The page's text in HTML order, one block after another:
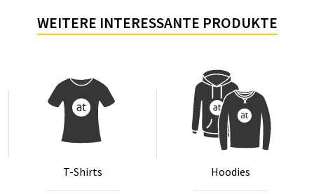
WEITERE INTERESSANTE PRODUKTE
T-Shirts Hoo­dies